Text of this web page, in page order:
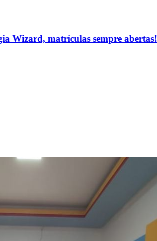
Wizard, matrículas sempre abertas!